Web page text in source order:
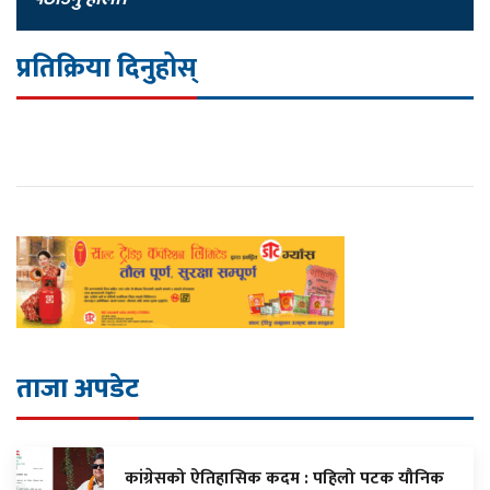
प्रतिक्रिया दिनुहोस्
ताजा अपडेट
कांग्रेसको ऐतिहासिक कदम : पहिलो पटक यौनिक